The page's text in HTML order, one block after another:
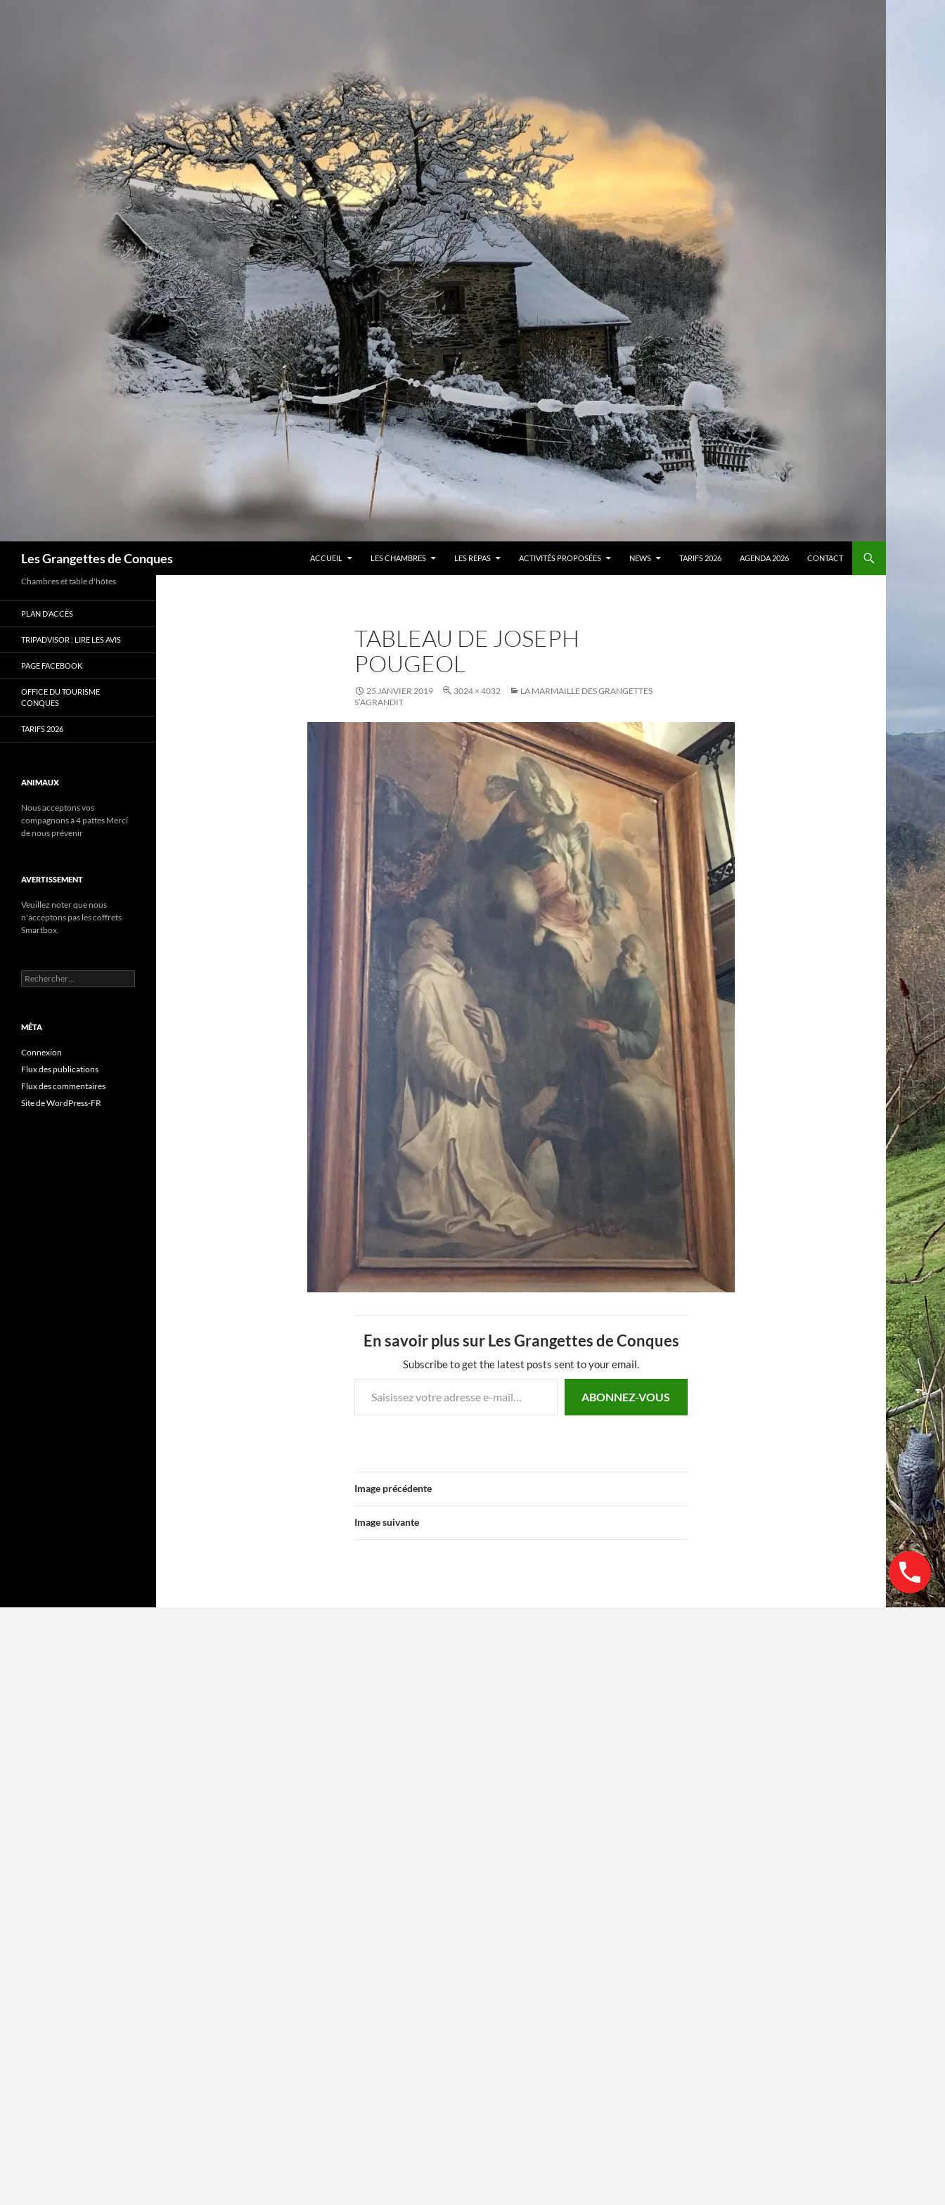
Les Grangettes de Conques
ACCUEIL
LES CHAMBRES LES REPAS ACTIVITÉS PROPOSÉES NEWS TARIFS 2026 AGENDA 2026 CONTACT
TABLEAU DE JOSEPH
POUGEOL
25 JANVIER 2019 3024 × 4032
LA MARMAILLE DES GRANGETTES
S’AGRANDIT
En savoir plus sur Les Grangettes de Conques
Subscribe to get the latest posts sent to your email.
Saisissez votre adresse e-mail…
ABONNEZ-VOUS
Image précédente
Image suivante
Chambres et table d'hôtes
PLAN D’ACCÈS
TRIPADVISOR : LIRE LES AVIS
PAGE FACEBOOK
OFFICE DU TOURISME
CONQUES
TARIFS 2026
ANIMAUX
Nous acceptons vos
compagnons à 4 pattes Merci
de nous prévenir
AVERTISSEMENT
Veuillez noter que nous
n'acceptons pas les coffrets
Smartbox.
Rechercher :
MÉTA
Connexion
Flux des publications
Flux des commentaires
Site de WordPress-FR